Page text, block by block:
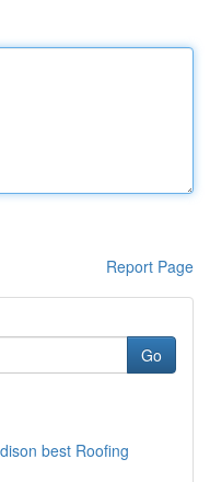
Report Page
Go
best Roofing